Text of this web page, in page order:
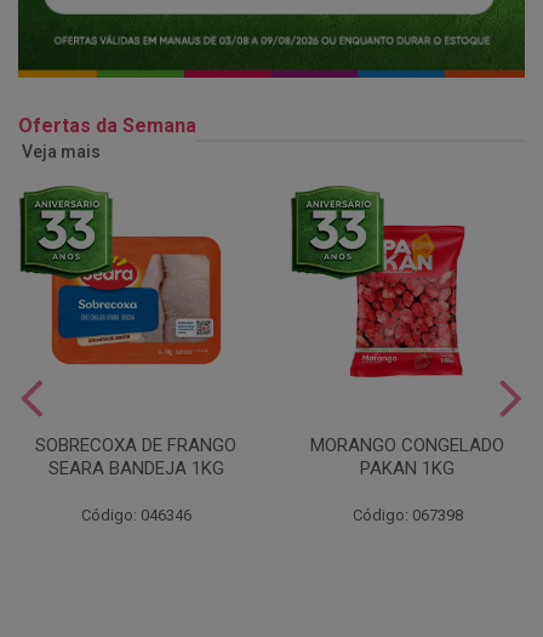
Ofertas da Semana
Veja mais
SOBRECOXA DE FRANGO
SEARA BANDEJA 1KG
Código: 046346
MORANGO CONGELADO
PAKAN 1KG
Código: 067398